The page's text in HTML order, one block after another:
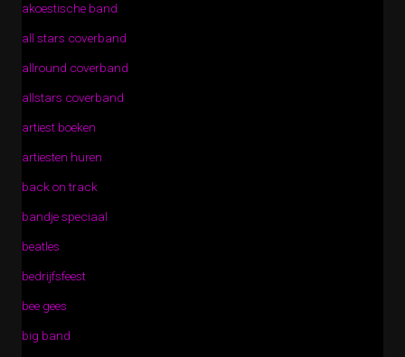
akoestische band
all stars coverband
allround coverband
allstars coverband
artiest boeken
artiesten huren
back on track
bandje speciaal
beatles
bedrijfsfeest
bee gees
big band